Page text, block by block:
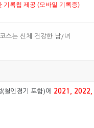
기록칩 제공 (모바일 기록증)
스는 신체 건강한 남/녀
(철인경기 포함)에 2021, 2022,